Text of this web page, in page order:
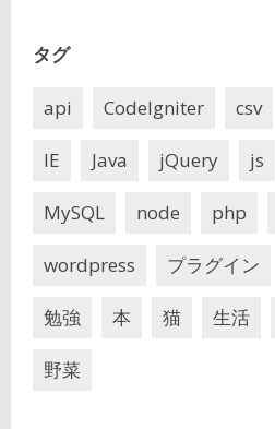
タグ
api CodeIgniter csv
IE Java jQuery js
MySQL node php
wordpress プラグイン
勉強 本 猫 生活
野菜